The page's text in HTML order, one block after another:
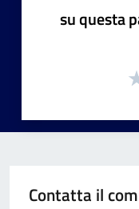
su questa
Contatta il